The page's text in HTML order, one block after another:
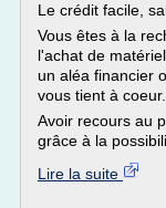
Le crédit facile,
Vous êtes à la
l'achat de
un aléa financier
vous tient à coeur.
Avoir recours au
grâce à la
Lire la suite